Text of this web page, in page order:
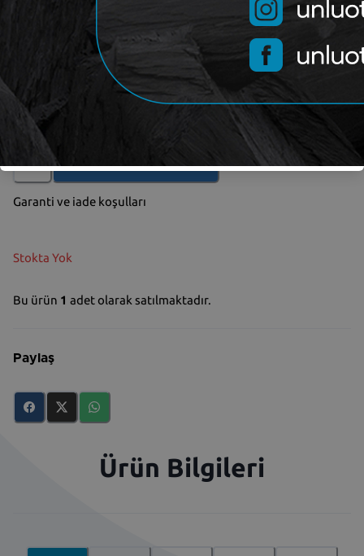
TOFAŞ
Yorum (0
Gelince Haber Ver
Garanti ve iade koşulları
Stokta Yok
Bu ürün 1 adet olarak satılmaktadır.
Paylaş
Ürün Bilgileri